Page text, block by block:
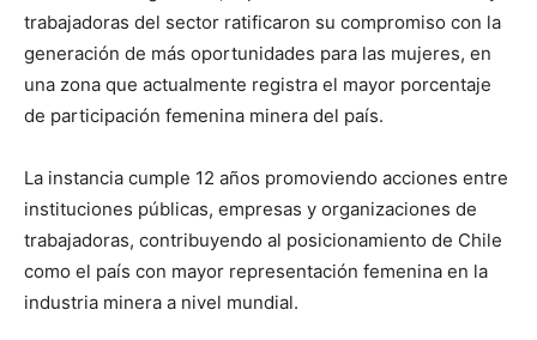
trabajadoras del sector ratificaron su compromiso con la
generación de más oportunidades para las mujeres, en
una zona que actualmente registra el mayor porcentaje
de participación femenina minera del país.
La instancia cumple 12 años promoviendo acciones entre
instituciones públicas, empresas y organizaciones de
trabajadoras, contribuyendo al posicionamiento de Chile
como el país con mayor representación femenina en la
industria minera a nivel mundial.